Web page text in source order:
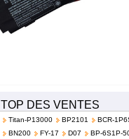
TOP DES VENTES
Titan-P13000 BP2101 BCR-
BN200
FY-17 D07 BP-6S1P-